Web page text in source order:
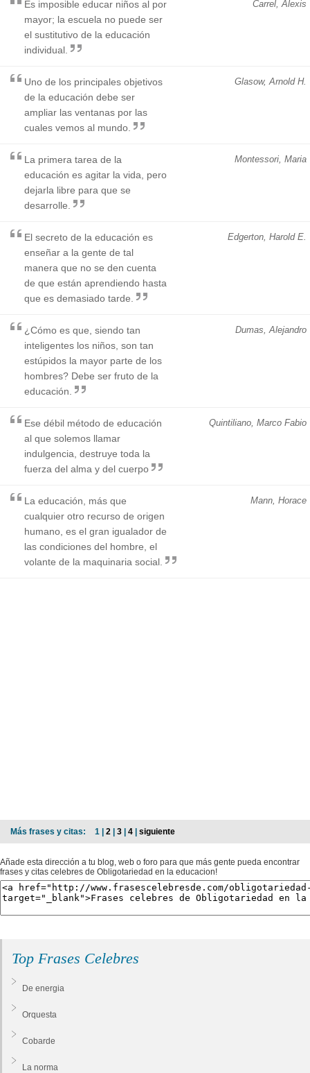
Carrel, Alexis
Es imposible educar niños al por
mayor; la escuela no puede ser
el sustitutivo de la educación
individual.
Glasow, Arnold H.
Uno de los principales objetivos
de la educación debe ser
ampliar las ventanas por las
cuales vemos al mundo.
Montessori, Maria
La primera tarea de la
educación es agitar la vida, pero
dejarla libre para que se
desarrolle.
Edgerton, Harold E.
El secreto de la educación es
enseñar a la gente de tal
manera que no se den cuenta
de que están aprendiendo hasta
que es demasiado tarde.
Dumas, Alejandro
¿Cómo es que, siendo tan
inteligentes los niños, son tan
estúpidos la mayor parte de los
hombres? Debe ser fruto de la
educación.
Quintiliano, Marco Fabio
Ese débil método de educación
al que solemos llamar
indulgencia, destruye toda la
fuerza del alma y del cuerpo
Mann, Horace
La educación, más que
cualquier otro recurso de origen
humano, es el gran igualador de
las condiciones del hombre, el
volante de la maquinaria social.
Más frases y citas: 1 | 2 | 3 | 4 | siguiente
Añade esta dirección a tu blog, web o foro para que más gente pueda encontrar
frases y citas celebres de Obligotariedad en la educacion!
Top Frases Celebres
De energia
Orquesta
Cobarde
La norma